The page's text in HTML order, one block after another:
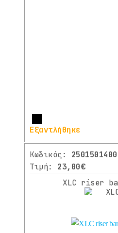
Εξαντλήθηκε
Κωδικός: 2501501400
Τιμή: 23,00€
XLC riser